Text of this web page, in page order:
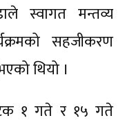
स्वागत मन्तव्य
सहजीकरण
थियो ।
१ गते र १५ गते